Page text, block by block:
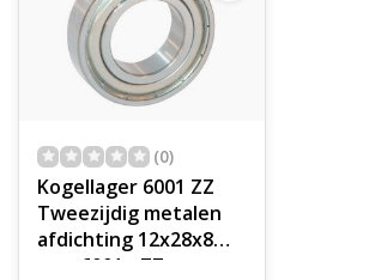
(0)
Kogellager 6001 ZZ
Tweezijdig metalen
afdichting 12x28x8
mm, 6001 - ZZ,